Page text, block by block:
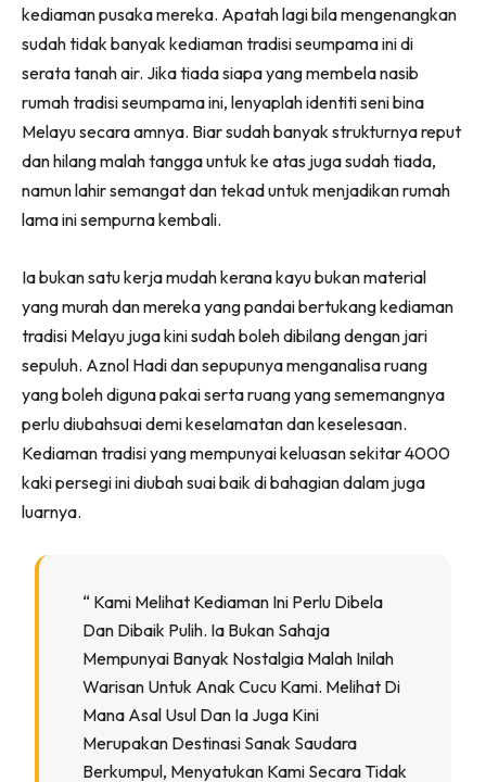
High Rise
Landed
Video
Beli Di Mana
Ilham Impiana
Ilham Impiana 360
Ilham Impiana Inspirasi Selebriti
Impiana TV
Casa Impiana
Impiana MakeOver
Lahar Dekor
Sembang Dekor
Hub Ideaktiv
kediaman pusaka mereka. Apatah lagi bila mengenangkan
sudah tidak banyak kediaman tradisi seumpama ini di
serata tanah air. Jika tiada siapa yang membela nasib
rumah tradisi seumpama ini, lenyaplah identiti seni bina
Melayu secara amnya. Biar sudah banyak strukturnya reput
dan hilang malah tangga untuk ke atas juga sudah tiada,
namun lahir semangat dan tekad untuk menjadikan rumah
lama ini sempurna kembali.
Ia bukan satu kerja mudah kerana kayu bukan material
yang murah dan mereka yang pandai bertukang kediaman
tradisi Melayu juga kini sudah boleh dibilang dengan jari
sepuluh. Aznol Hadi dan sepupunya menganalisa ruang
yang boleh diguna pakai serta ruang yang sememangnya
perlu diubahsuai demi keselamatan dan keselesaan.
Kediaman tradisi yang mempunyai keluasan sekitar 4000
kaki persegi ini diubah suai baik di bahagian dalam juga
luarnya.
“ Kami Melihat Kediaman Ini Perlu Dibela
Dan Dibaik Pulih. Ia Bukan Sahaja
Mempunyai Banyak Nostalgia Malah Inilah
Warisan Untuk Anak Cucu Kami. Melihat Di
Mana Asal Usul Dan Ia Juga Kini
Merupakan Destinasi Sanak Saudara
Berkumpul, Menyatukan Kami Secara Tidak